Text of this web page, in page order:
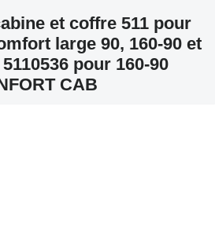
et coffre 511 pour
large 90, 160-90 et
pour 160-90
CAB